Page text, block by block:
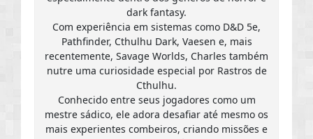
dark fantasy.
Com experiência em sistemas como D&D 5e,
Pathfinder, Cthulhu Dark, Vaesen e, mais
recentemente, Savage Worlds, Charles também
nutre uma curiosidade especial por Rastros de
Cthulhu.
Conhecido entre seus jogadores como um
mestre sádico, ele adora desafiar até mesmo os
mais experientes combeiros, criando missões e